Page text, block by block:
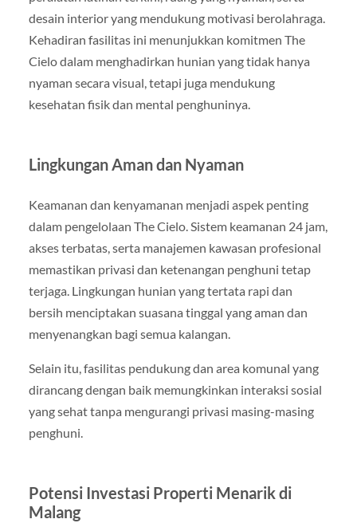
desain interior yang mendukung motivasi berolahraga.
Kehadiran fasilitas ini menunjukkan komitmen The
Cielo dalam menghadirkan hunian yang tidak hanya
nyaman secara visual, tetapi juga mendukung
kesehatan fisik dan mental penghuninya.
Lingkungan Aman dan Nyaman
Keamanan dan kenyamanan menjadi aspek penting
dalam pengelolaan The Cielo. Sistem keamanan 24 jam,
akses terbatas, serta manajemen kawasan profesional
memastikan privasi dan ketenangan penghuni tetap
terjaga. Lingkungan hunian yang tertata rapi dan
bersih menciptakan suasana tinggal yang aman dan
menyenangkan bagi semua kalangan.
Selain itu, fasilitas pendukung dan area komunal yang
dirancang dengan baik memungkinkan interaksi sosial
yang sehat tanpa mengurangi privasi masing-masing
penghuni.
Potensi Investasi Properti Menarik di
Malang